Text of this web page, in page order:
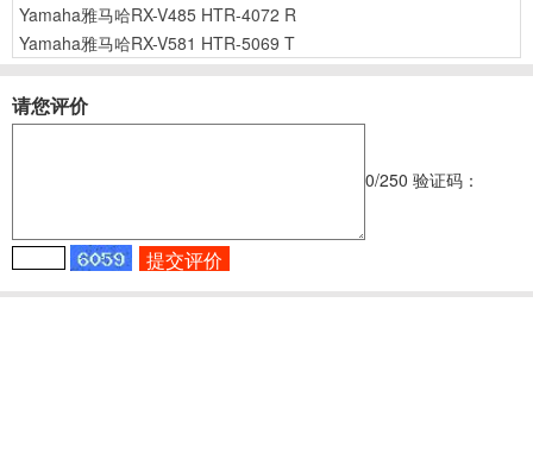
Yamaha雅马哈RX-V485 HTR-4072 R
Yamaha雅马哈RX-V581 HTR-5069 T
请您评价
0/250 验证码：